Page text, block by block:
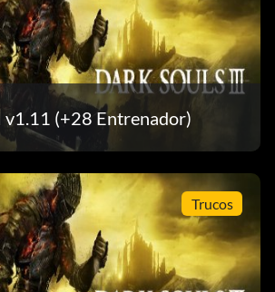
v1.11 (+28 Entrenador)
Trucos